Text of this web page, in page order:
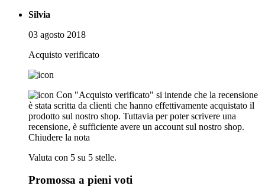
Silvia
03 agosto 2018
Acquisto verificato
Con "Acquisto verificato" si intende che la recensione
è stata scritta da clienti che hanno effettivamente acquistato il
prodotto sul nostro shop. Tuttavia per poter scrivere una
recensione, è sufficiente avere un account sul nostro shop.
Chiudere la nota
Valuta con 5 su 5 stelle.
Promossa a pieni voti